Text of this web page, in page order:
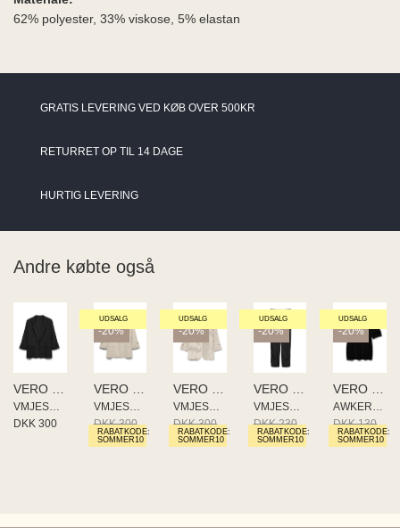
62% polyester, 33% viskose, 5% elastan
GRATIS LEVERING VED KØB OVER 500KR
RETURRET OP TIL 14 DAGE
HURTIG LEVERING
Andre købte også
VMJESMILO 3/4 LOOSE BLAZER NOO
DKK 300
UDSALG
RABATKODE:
SOMMER10
-20%
VMJESMILO 3/4 LOOSE BLAZER NOO
DKK 300
DKK 240
UDSALG
RABATKODE:
SOMMER10
-20%
VMJESMILO 3/4 LOOSE BLAZER NOO
DKK 300
DKK 240
UDSALG
RABATKODE:
SOMMER10
-20%
VMJESMILO ANKLE PANTS WVN GA N
DKK 230
DKK 184
UDSALG
RABATKODE:
SOMMER10
-20%
AWKERRY 2/4 O-NECK TOP NOOS
DKK 130
DKK 104